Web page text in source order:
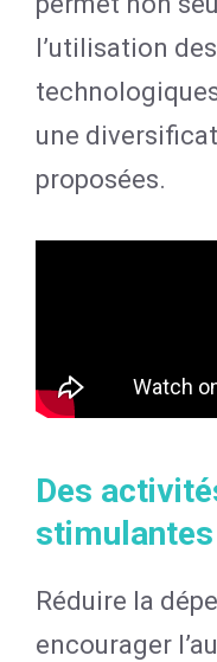
l’utilisation
une
proposées.
Des
stimulantes
Réduire la
encourager